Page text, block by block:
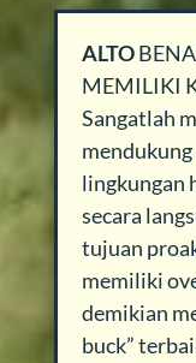
ALTO
MEMILIKI
Sangatlah
lingkungan
secara
tujuan
memiliki
demikian
buck”